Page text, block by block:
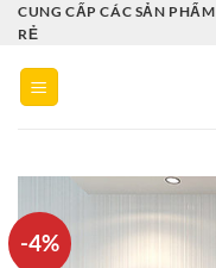
Bỏ
qua
nội
dung
CUNG CẤP CÁC SẢN
RẺ
-4%